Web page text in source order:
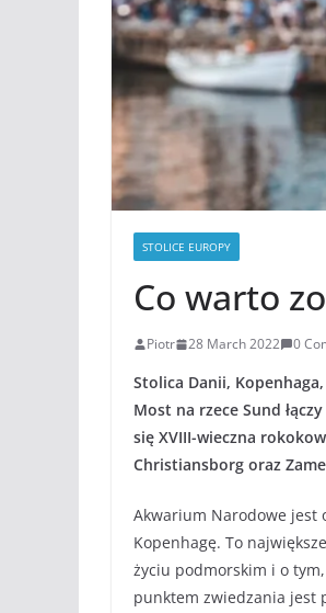
STOLICE EUROPY
Co warto
Piotr 28 March 2022 0
Stolica Danii,
Most na rzece Sund
się XVIII-wieczna
Christiansborg oraz
Akwarium Narodowe jest
Kopenhagę. To
życiu podmorskim i o
punktem zwiedzania jest